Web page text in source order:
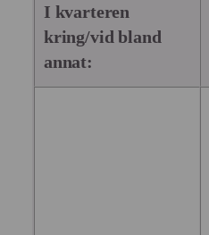
I kvarteren
kring/vid bland
annat: